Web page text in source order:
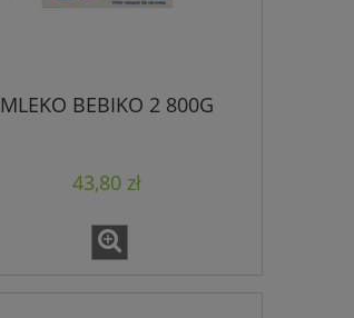
MLEKO BEBIKO 2 800G
43,80 zł